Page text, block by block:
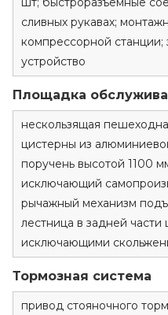
сливных рукавах;
компрессорной
устройство
Площадка
нескользящая
цистерны из
поручень высотой 1100
исключающий
рычажный механизм
лестница в задней
исключающими
Тормозная система
привод стояночного